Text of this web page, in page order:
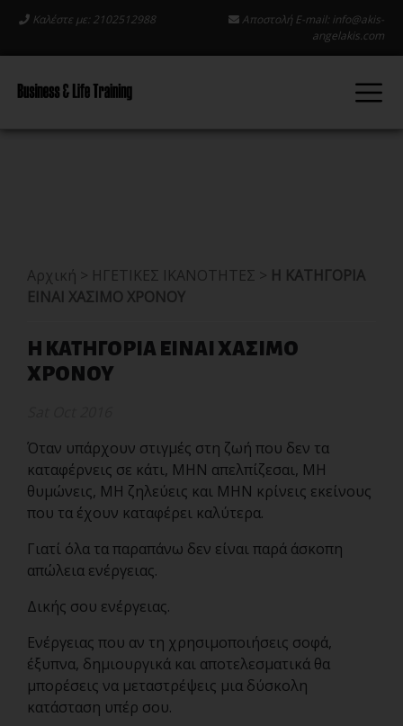
Καλέστε με: 2102512988 Αποστολή E-mail: info@akis-
angelakis.com
Αρχική > ΗΓΕΤΙΚΕΣ ΙΚΑΝΟΤΗΤΕΣ > Η ΚΑΤΗΓΟΡΙΑ
ΕΙΝΑΙ ΧΑΣΙΜΟ ΧΡΟΝΟΥ
Η ΚΑΤΗΓΟΡΙΑ ΕΙΝΑΙ ΧΑΣΙΜΟ
ΧΡΟΝΟΥ
Όταν υπάρχουν στιγμές στη ζωή που δεν τα
καταφέρνεις σε κάτι, ΜΗΝ απελπίζεσαι, ΜΗ
θυμώνεις, ΜΗ ζηλεύεις και ΜΗΝ κρίνεις εκείνους
που τα έχουν καταφέρει καλύτερα.
Γιατί όλα τα παραπάνω δεν είναι παρά άσκοπη
απώλεια ενέργειας.
Δικής σου ενέργειας.
Ενέργειας που αν τη χρησιμοποιήσεις σοφά,
έξυπνα, δημιουργικά και αποτελεσματικά θα
μπορέσεις να μεταστρέψεις μια δύσκολη
κατάσταση υπέρ σου.